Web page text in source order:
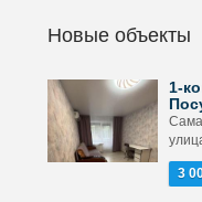
Новые объекты
1-
3